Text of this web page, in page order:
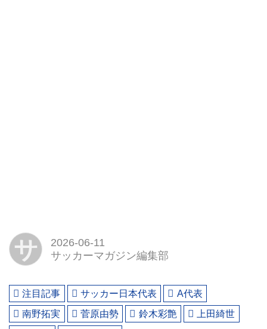
サ
2026-06-11
サッカーマガジン編集部
注目記事 サッカー日本代表
A代表
南野拓実
菅原由勢 鈴木彩艶
上田綺世